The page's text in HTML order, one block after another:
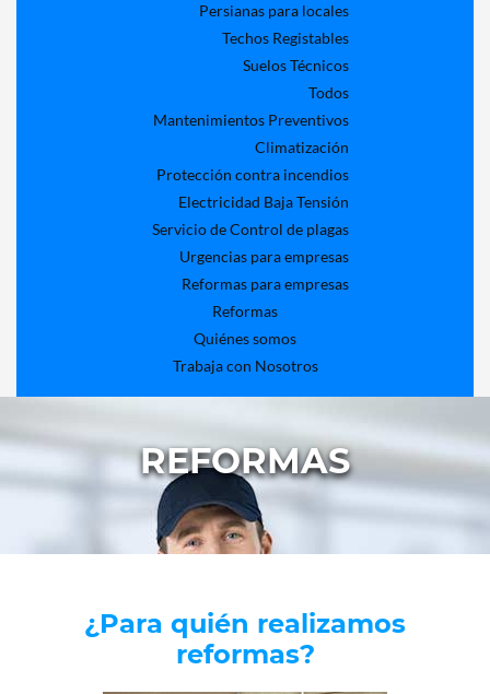
Persianas para locales
Techos Registables
Suelos Técnicos
Todos
Mantenimientos Preventivos
Climatización
Protección contra incendios
Electricidad Baja Tensión
Servicio de Control de plagas
Urgencias para empresas
Reformas para empresas
Reformas
Quiénes somos
Trabaja con Nosotros
REFORMAS
¿Para quién realizamos
reformas?